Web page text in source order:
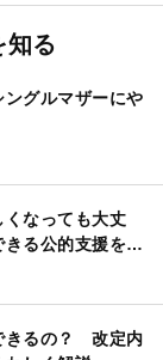
知る
グルマザーにや
くなっても大丈
る公的支援を紹
きるの？ 改定内